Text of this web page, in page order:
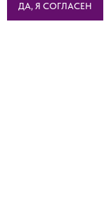
ДА, Я СОГЛАСЕН